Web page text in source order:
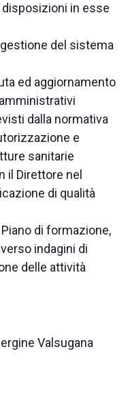
disposizioni in esse
del sistema
ed aggiornamento
dalla normativa
e
sanitarie
il Direttore nel
di qualità
di formazione,
indagini di
delle attività
Valsugana